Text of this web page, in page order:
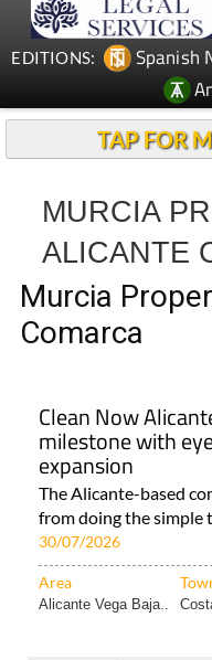
EDITIONS: Spanish
TAP FOR
ALICANTE
Murcia
Comarca
milestone with
expansion
The Alicante-based
from doing the simple
30/07/2026
Area
Alicante Vega Baja..